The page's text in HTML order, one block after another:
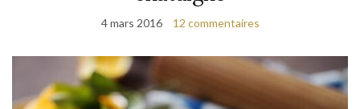
4 mars 2016 12 commentaires